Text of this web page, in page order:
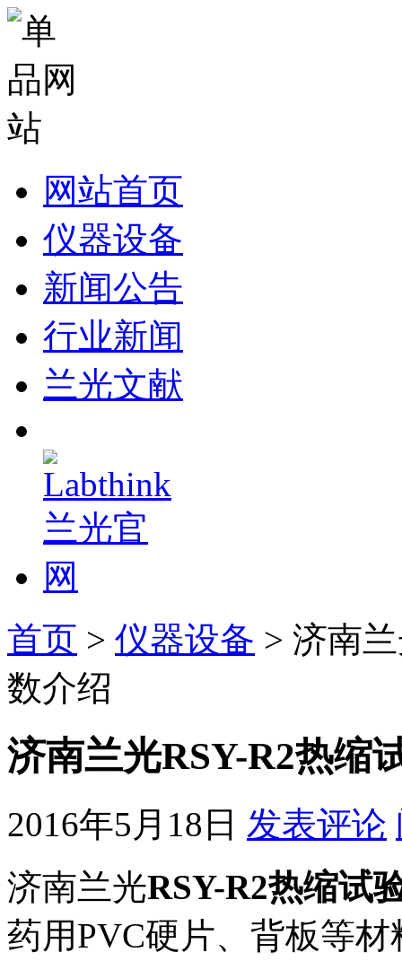
网站首页
仪器设备
新闻公告
行业新闻
兰光文献
首页 > 仪器设备 > 济南
数介绍
济南兰光RSY-R2热缩
2016年5月18日 发表评论
济南兰光RSY-R2热缩试
药用PVC硬片、背板等